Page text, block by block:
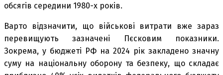
обсягів середини 1980-х років.
Варто відзначити, що військові витрати вже зараз
перевищують зазначені Пєсковим показники.
Зокрема, у бюджеті РФ на 2024 рік закладено значну
суму на національну оборону та безпеку, що складає